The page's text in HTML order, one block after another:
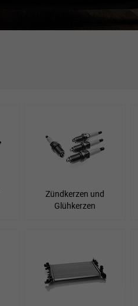
Zündkerzen und
Glühkerzen